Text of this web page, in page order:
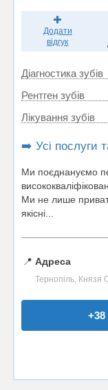
Додати
відгук
Діагностика зубів
Рентген зубів
Лікування зубів
➡️ Усі послуги
Ми поєднануємо
Ми не лише
якісні...
📍 Адреса
Тернопіль, Князя
+38